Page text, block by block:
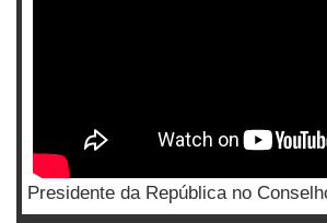
Presidente da República no